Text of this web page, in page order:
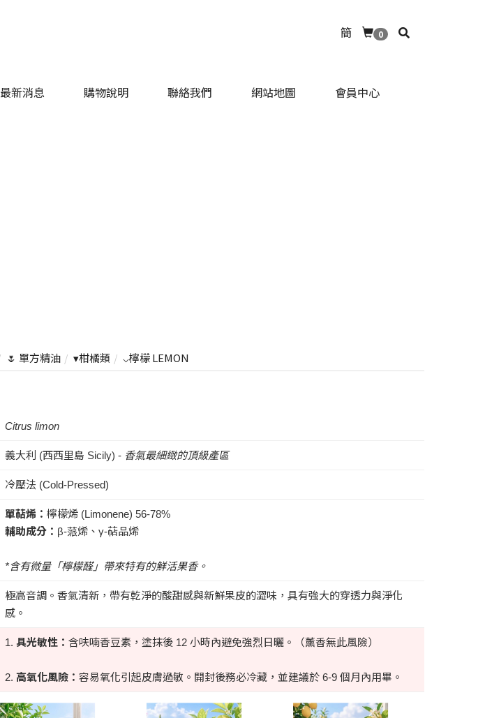
簡 0
最新消息 購物說明 聯絡我們 網站地圖 會員中心
🌷 單方精油 ▾柑橘類 ⌵檸檬 LEMON
Citrus limon
義大利 (西西里島 Sicily) - 香氣最細緻的頂級產區
冷壓法 (Cold-Pressed)
單萜烯： 檸檬烯 (Limonene) 56-78%
輔助成分： β-蒎烯、γ-萜品烯
*含有微量「檸檬醛」帶來特有的鮮活果香。
極高音調。香氣清新，帶有乾淨的酸甜感與新鮮果皮的澀味，具有強大的穿透力與淨化
感。
1. 具光敏性： 含呋喃香豆素，塗抹後 12 小時內避免強烈日曬。（薰香無此風險）
2. 高氧化風險： 容易氧化引起皮膚過敏。開封後務必冷藏，並建議於 6-9 個月內用畢。